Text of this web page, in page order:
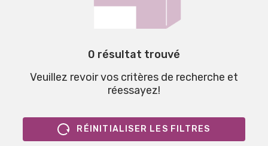
0 résultat trouvé
Veuillez revoir vos critères de recherche et
réessayez!
RÉINITIALISER LES FILTRES